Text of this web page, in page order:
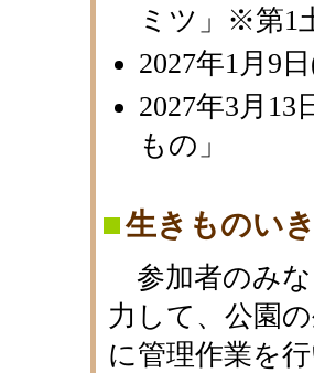
ミツ」※第1
2027年1月9
2027年3月
もの」
生きものい
参加者のみ
力して、公園
に管理作業を